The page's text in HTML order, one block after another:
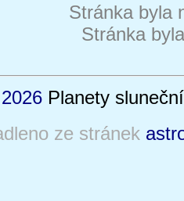
Stránka byla
Stránka
Planety
ze stránek